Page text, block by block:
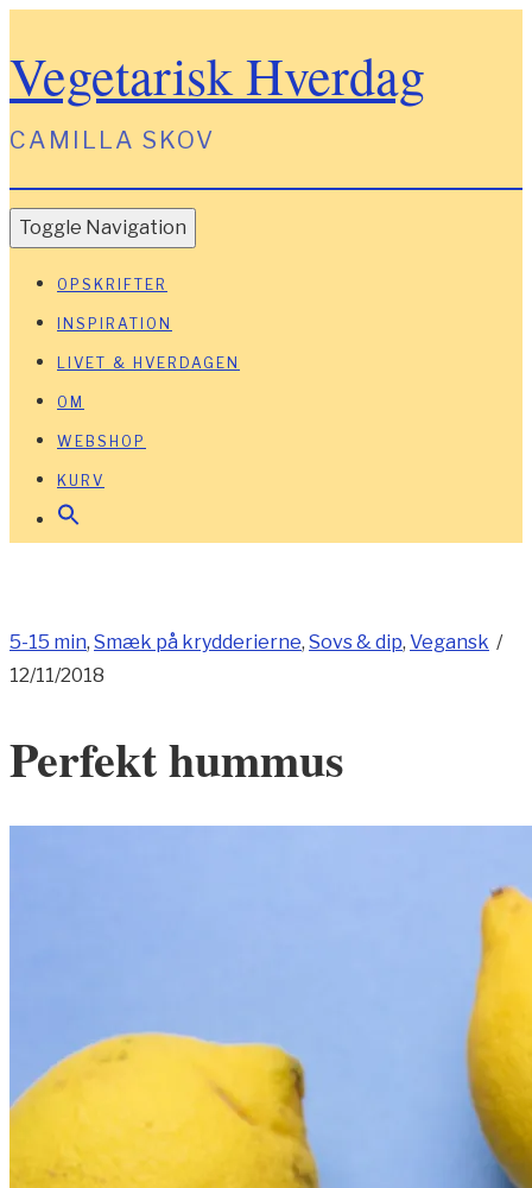
Vegetarisk Hverdag
CAMILLA SKOV
Toggle Navigation
OPSKRIFTER
INSPIRATION
LIVET & HVERDAGEN
OM
WEBSHOP
KURV
5-15 min, Smæk på krydderierne, Sovs & dip, Vegansk /
12/11/2018
Perfekt hummus